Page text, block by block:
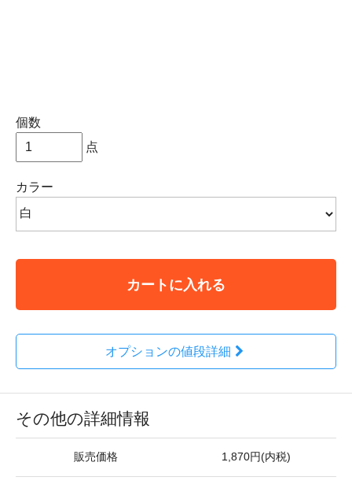
個数
点
カラー
カートに入れる
オプションの値段詳細
その他の詳細情報
販売価格 1,870円(内税)